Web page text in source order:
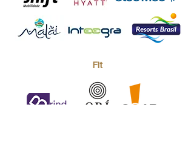
Fit